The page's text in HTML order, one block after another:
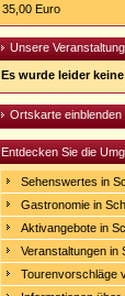
35,00 Euro
Unsere
Es wurde leider
Ortskarte einblenden
Entdecken Sie die
Sehenswertes in
Gastronomie in
Aktivangebote in
Veranstaltungen in
Tourenvorschläge